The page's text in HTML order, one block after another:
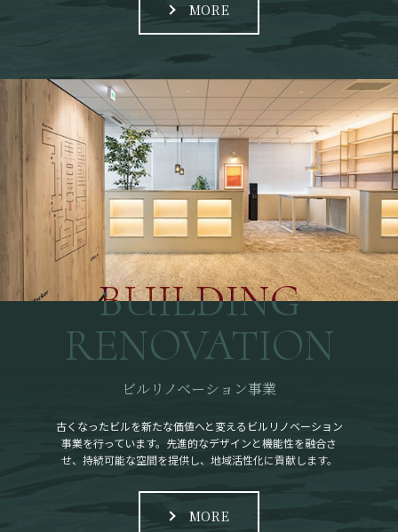
MORE
BUILDING
RENOVATION
ビルリノベーション事業
古くなったビルを新たな価値へと変えるビルリノベーション
事業を行っています。先進的なデザインと機能性を融合さ
せ、持続可能な空間を提供し、地域活性化に貢献します。
MORE